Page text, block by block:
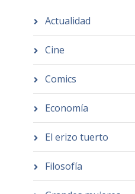
Actualidad
Cine
Comics
Economía
El erizo tuerto
Filosofía